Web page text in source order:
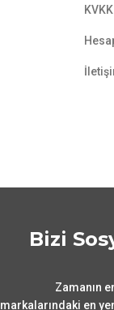
Bizi
Zamanın
markalarındaki en